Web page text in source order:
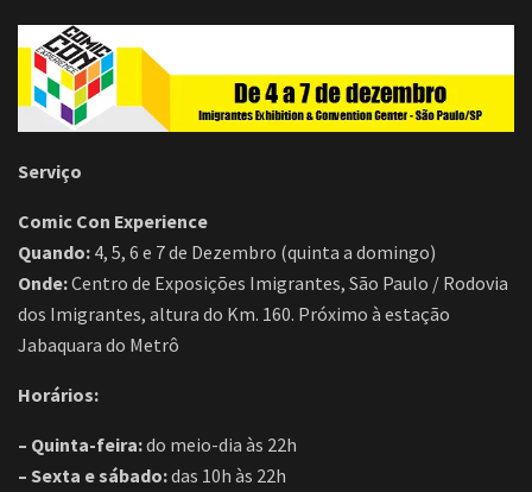
Serviço
Comic Con Experience
Quando: 4, 5, 6 e 7 de Dezembro (quinta a domingo)
Onde:Centro de Exposições Imigrantes, São Paulo / Rodovia
dos Imigrantes, altura do Km. 160. Próximo à estação
Jabaquara do Metrô
Horários:
– Quinta-feira:do meio-dia às 22h
– Sexta e sábado:das 10h às 22h